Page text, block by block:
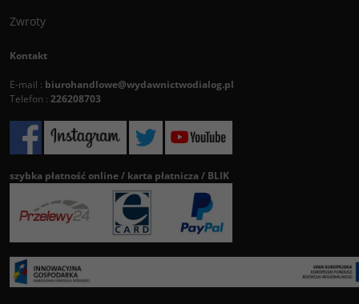
Zwroty
Kontakt
E-mail : biurohandlowe@wydawnictwodialog.pl
Telefon : 226208703
szybka płatność online / karta płatnicza / BLIK